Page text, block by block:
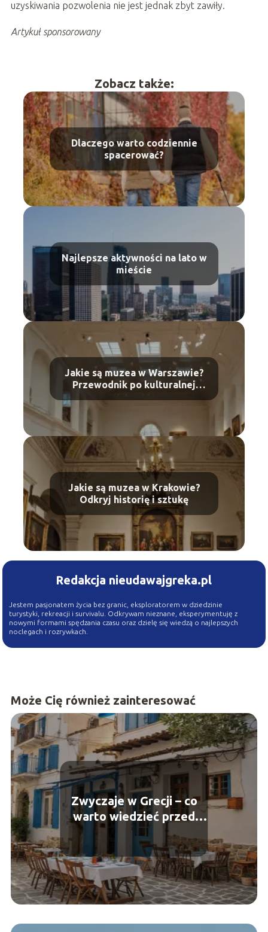
uzyskiwania pozwolenia nie jest jednak zbyt zawiły.
Artykuł sponsorowany
Zobacz także:
Dlaczego warto codziennie
spacerować?
Najlepsze aktywności na lato w
mieście
Jakie są muzea w Warszawie?
Przewodnik po kulturalnej
Jakie są muzea w Krakowie?
Odkryj historię i sztukę
Redakcja nieudawajgreka.pl
Jestem pasjonatem życia bez granic, eksploratorem w dziedzinie
turystyki, rekreacji i survivalu. Odkrywam nieznane, eksperymentuję z
nowymi formami spędzania czasu oraz dzielę się wiedzą o najlepszych
noclegach i rozrywkach.
Może Cię również zainteresować
Zwyczaje w Grecji – co
warto wiedzieć przed
podróżą?